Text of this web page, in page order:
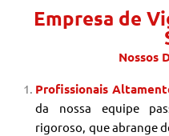
Empresa de
Nossos
Profissionais
da nossa equipe
rigoroso, que abrange